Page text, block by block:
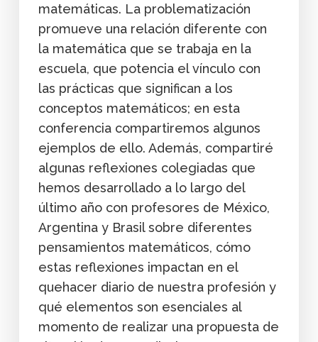
matemáticas. La problematización
promueve una relación diferente con
la matemática que se trabaja en la
escuela, que potencia el vínculo con
las prácticas que significan a los
conceptos matemáticos; en esta
conferencia compartiremos algunos
ejemplos de ello. Además, compartiré
algunas reflexiones colegiadas que
hemos desarrollado a lo largo del
último año con profesores de México,
Argentina y Brasil sobre diferentes
pensamientos matemáticos, cómo
estas reflexiones impactan en el
quehacer diario de nuestra profesión y
qué elementos son esenciales al
momento de realizar una propuesta de